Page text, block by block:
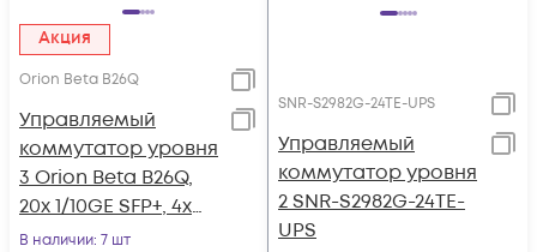
Акция
Orion Beta B26Q
Управляемый
коммутатор уровня
3 Orion Beta B26Q,
20x 1/10GE SFP+, 4x
10/25GE SFP28, 2x
В наличии: 7 шт
SNR-S2982G-24TE-UPS
Управляемый
коммутатор уровня
2 SNR-S2982G-24TE-
UPS